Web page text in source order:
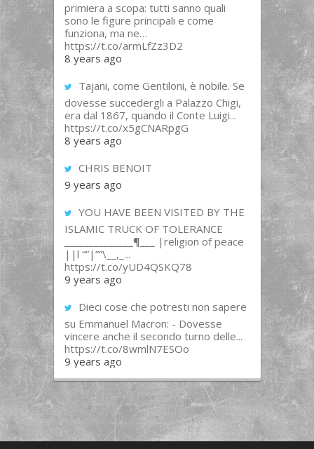
primiera a scopa: tutti sanno quali
sono le figure principali e come
funziona, ma ne…
https://t.co/armLfZz3D2
8 years ago
Tajani, come Gentiloni, è nobile. Se
dovesse succedergli a Palazzo Chigi,
era dal 1867, quando il Conte Luigi...
https://t.co/x5gCNARpgG
8 years ago
CHRIS BENOIT
9 years ago
YOU HAVE BEEN VISITED BY THE
ISLAMIC TRUCK OF TOLERANCE
______________¶___ |religion of peace
||l “”|””\__,_...
https://t.co/yUD4QSKQ78
9 years ago
Dieci cose che potresti non sapere
su Emmanuel Macron: - Dovesse
vincere anche il secondo turno delle...
https://t.co/8wmlN7ESOo
9 years ago